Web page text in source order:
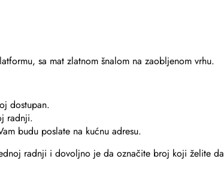
sa mat zlatnom šnalom na zaobljenom vrhu.
dostupan.
radnji.
budu poslate na kućnu adresu.
radnji i dovoljno je da označite broj koji želite da